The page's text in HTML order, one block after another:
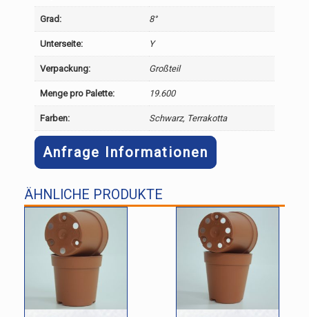
Grad: 8°
Unterseite: Y
Verpackung: Großteil
Menge pro Palette: 19.600
Farben: Schwarz, Terrakotta
Anfrage Informationen
ÄHNLICHE PRODUKTE